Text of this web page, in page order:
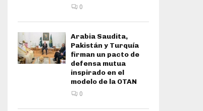
0
Arabia Saudita,
Pakistán y Turquía
firman un pacto de
defensa mutua
inspirado en el
modelo de la OTAN
0